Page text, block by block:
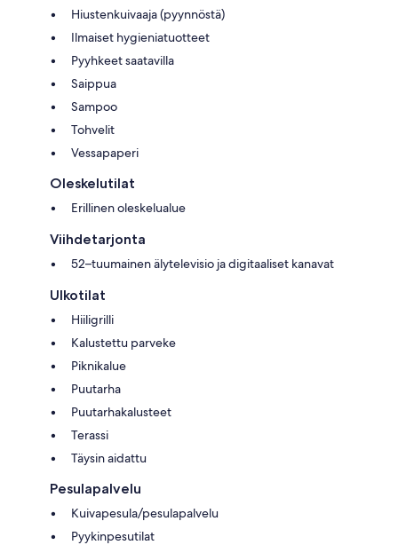
Hiustenkuivaaja (pyynnöstä)
Ilmaiset hygieniatuotteet
Pyyhkeet saatavilla
Saippua
Sampoo
Tohvelit
Vessapaperi
Oleskelutilat
Erillinen oleskelualue
Viihdetarjonta
52–tuumainen älytelevisio ja digitaaliset kanavat
Ulkotilat
Hiiligrilli
Kalustettu parveke
Piknikalue
Puutarha
Puutarhakalusteet
Terassi
Täysin aidattu
Pesulapalvelu
Kuivapesula/pesulapalvelu
Pyykinpesutilat